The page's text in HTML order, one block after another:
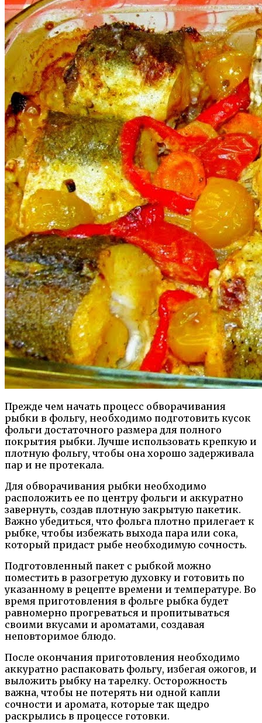
Прежде чем начать процесс обворачивания
рыбки в фольгу, необходимо подготовить кусок
фольги достаточного размера для полного
покрытия рыбки. Лучше использовать крепкую и
плотную фольгу, чтобы она хорошо задерживала
пар и не протекала.
Для обворачивания рыбки необходимо
расположить ее по центру фольги и аккуратно
завернуть, создав плотную закрытую пакетик.
Важно убедиться, что фольга плотно прилегает к
рыбке, чтобы избежать выхода пара или сока,
который придаст рыбе необходимую сочность.
Подготовленный пакет с рыбкой можно
поместить в разогретую духовку и готовить по
указанному в рецепте времени и температуре. Во
время приготовления в фольге рыбка будет
равномерно прогреваться и пропитываться
своими вкусами и ароматами, создавая
неповторимое блюдо.
После окончания приготовления необходимо
аккуратно распаковать фольгу, избегая ожогов, и
выложить рыбку на тарелку. Осторожность
важна, чтобы не потерять ни одной капли
сочности и аромата, которые так щедро
раскрылись в процессе готовки.